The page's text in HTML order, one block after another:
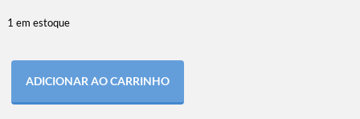
1 em estoque
ADICIONAR AO CARRINHO